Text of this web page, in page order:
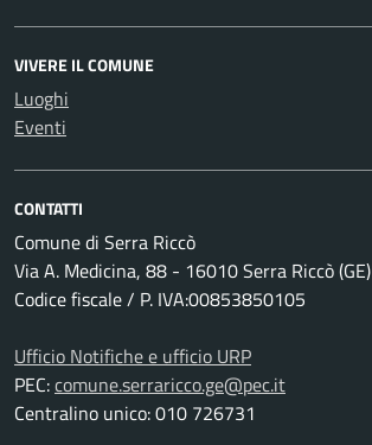
VIVERE IL COMUNE
Luoghi
Eventi
CONTATTI
Comune di Serra Riccò
Via A. Medicina, 88 - 16010 Serra Riccò (GE)
Codice fiscale / P. IVA:00853850105
Ufficio Notifiche e ufficio URP
PEC:comune.serraricco.ge@pec.it
Centralino unico: 010 726731